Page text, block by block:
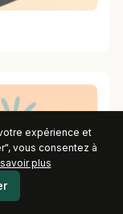
expérience et
vous consentez à
plus